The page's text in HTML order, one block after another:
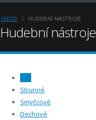
ÚVOD HUDEBNÍ NÁSTROJE
Hudební nástroje
Strunné
Smyčcové
Dechové